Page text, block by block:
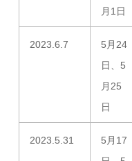
月1日
2023.6.7
5月24
日、5
月25
日
2023.5.31
5月17